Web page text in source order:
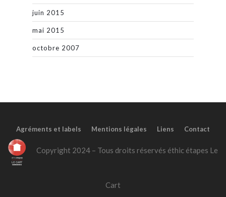
juin 2015
mai 2015
octobre 2007
Agréments et labels Mentions légales Liens Contact
Copyright 2024 – Tous droits réservés éthic étapes Le
Cart